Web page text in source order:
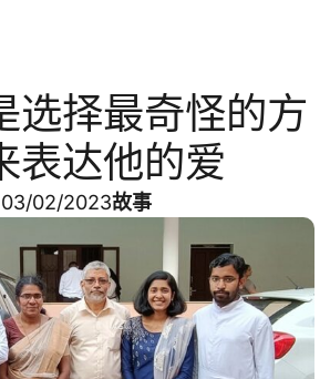
选择最奇怪的方
表达他的爱
03/02/2023故事